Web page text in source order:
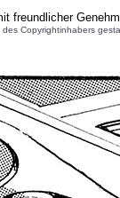
freundlicher
Copyrightinhabers